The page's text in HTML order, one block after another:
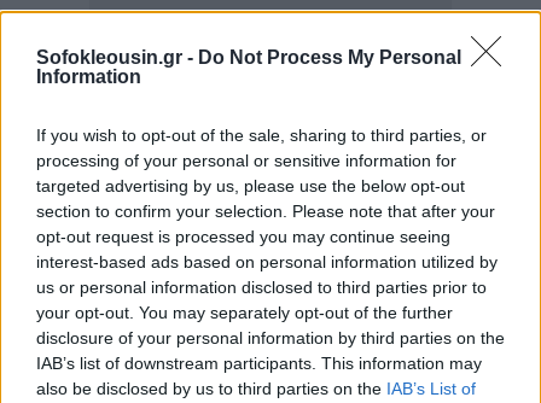
Sofokleousin.gr - Do Not Process My Personal
Information
If you wish to opt-out of the sale, sharing to third parties, or
processing of your personal or sensitive information for
targeted advertising by us, please use the below opt-out
section to confirm your selection. Please note that after your
opt-out request is processed you may continue seeing
interest-based ads based on personal information utilized by
us or personal information disclosed to third parties prior to
your opt-out. You may separately opt-out of the further
disclosure of your personal information by third parties on the
IAB’s list of downstream participants. This information may
also be disclosed by us to third parties on the IAB’s List of